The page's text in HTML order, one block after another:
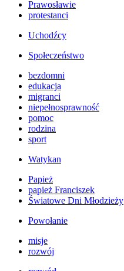
Prawosławie
protestanci
Uchodźcy
Społeczeństwo
bezdomni
edukacja
migranci
niepełnosprawność
pomoc
rodzina
sport
Watykan
Papież
papież Franciszek
Światowe Dni Młodzieży
Powołanie
misje
rozwój